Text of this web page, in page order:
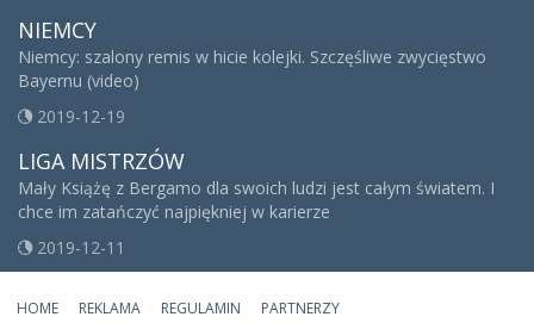
NIEMCY
Niemcy: szalony remis w hicie kolejki. Szczęśliwe zwycięstwo
Bayernu (video)
2019-12-19
LIGA MISTRZÓW
Mały Książę z Bergamo dla swoich ludzi jest całym światem. I
chce im zatańczyć najpiękniej w karierze
2019-12-11
HOME REKLAMA REGULAMIN PARTNERZY